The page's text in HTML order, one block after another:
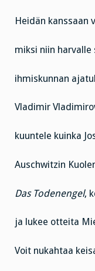
Heidän kanssaan
miksi niin harvalle
ihmiskunnan
Vladimir
kuuntele kuinka
Auschwitzin
Das Todenengel,
ja lukee otteita
Voit nukahtaa